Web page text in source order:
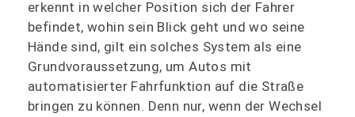
erkennt in welcher Position sich der Fahrer
befindet, wohin sein Blick geht und wo seine
Hände sind, gilt ein solches System als eine
Grundvoraussetzung, um Autos mit
automatisierter Fahrfunktion auf die Straße
bringen zu können. Denn nur, wenn der Wechsel